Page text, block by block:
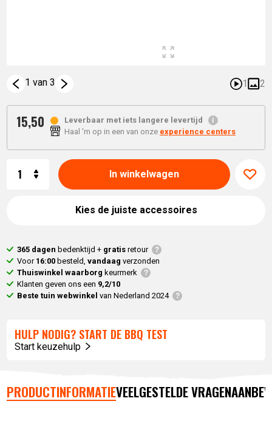
1 van 3 1 2
15,50
Leverbaar met iets langere levertijd
Haal 'm op in een van onze experience centers
In winkelwagen
Kies de juiste accessoires
365 dagen bedenktijd + gratisretour
Voor 16:00 besteld,vandaag verzonden
Thuiswinkel waarborg keurmerk
Klanten geven ons een 9,2/10
Beste tuin webwinkel van Nederland 2024
HULP NODIG? START DE BBQ TEST
Start keuzehulp
PRODUCTINFORMATIEVEELGESTELDE VRAGEN